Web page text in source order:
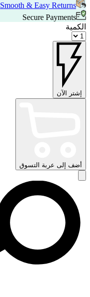
Smooth & Easy Returns
Secure Payments
الكمية
إشتر الآن
أضف إلى عربة التسوق